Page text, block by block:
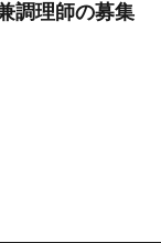
調理師の募集